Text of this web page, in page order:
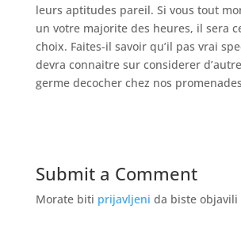
leurs aptitudes pareil. Si vous tout
un votre majorite des heures, il sera
choix. Faites-il savoir qu’il pas vrai
devra connaitre sur considerer
germe decocher chez nos
Submit a Comment
Morate biti prijavljeni da biste objavili